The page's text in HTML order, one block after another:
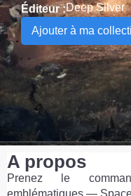
Éditeur :Deep Silver
Ajouter à ma
A propos
Prenez le
emblématiques —